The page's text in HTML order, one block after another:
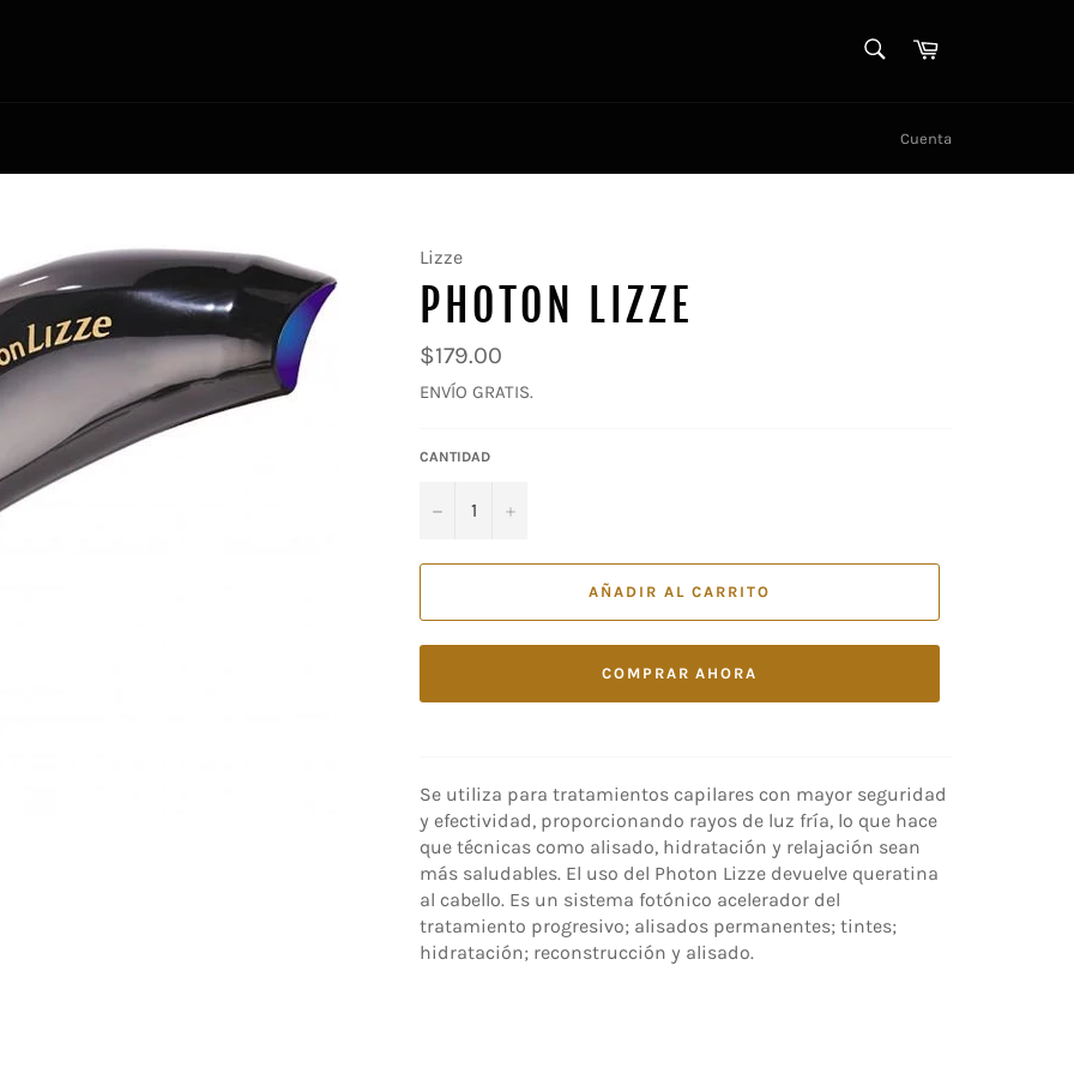
Carro
Cuenta
Lizze
PHOTON LIZZE
Precio
regular
$179.00
ENVÍO GRATIS.
CANTIDAD
− +
AÑADIR AL CARRITO
COMPRAR AHORA
Se utiliza para tratamientos capilares con mayor seguridad
y efectividad, proporcionando rayos de luz fría, lo que hace
que técnicas como alisado, hidratación y relajación sean
más saludables. El uso del Photon Lizze devuelve queratina
al cabello. Es un sistema fotónico acelerador del
tratamiento progresivo; alisados permanentes; tintes;
hidratación; reconstrucción y alisado.